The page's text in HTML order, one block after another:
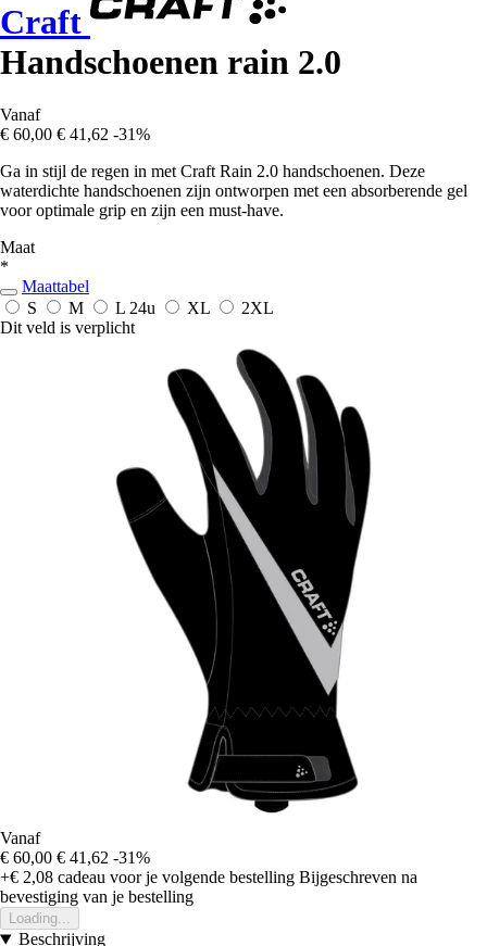
Craft
Handschoenen rain 2.0
Vanaf
€ 60,00 € 41,62 -31%
Ga in stijl de regen in met Craft Rain 2.0 handschoenen. Deze
waterdichte handschoenen zijn ontworpen met een absorberende gel
voor optimale grip en zijn een must-have.
Maat
*
Maattabel
S
M L 24u XL
2XL
Dit veld is verplicht
Vanaf
€ 60,00 € 41,62 -31%
+€ 2,08 cadeau voor je volgende bestelling Bijgeschreven na
bevestiging van je bestelling
Loading...
Beschrijving